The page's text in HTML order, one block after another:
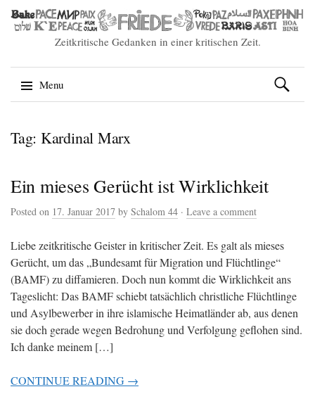
Zeitkritische Gedanken in einer kritischen Zeit.
Menu
to
content
Suchen
nach:
Tag: Kardinal Marx
Ein mieses Gerücht ist Wirklichkeit
Posted on 17. Januar 2017 by Schalom 44 · Leave a comment
Liebe zeitkritische Geister in kritischer Zeit. Es galt als mieses
Gerücht, um das „Bundesamt für Migration und Flüchtlinge“
(BAMF) zu diffamieren. Doch nun kommt die Wirklichkeit ans
Tageslicht: Das BAMF schiebt tatsächlich christliche Flüchtlinge
und Asylbewerber in ihre islamische Heimatländer ab, aus denen
sie doch gerade wegen Bedrohung und Verfolgung geflohen sind.
Ich danke meinem […]
CONTINUE READING →